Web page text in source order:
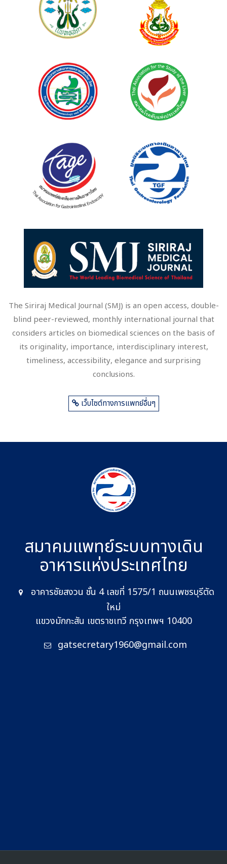
The Siriraj Medical Journal (SMJ) is an open access, double-
blind peer-reviewed, monthly international journal that
considers articles on biomedical sciences on the basis of
its originality, importance, interdisciplinary interest,
timeliness, accessibility, elegance and surprising
conclusions.
เว็บไซต์ทางการแพทย์อื่นๆ
สมาคมแพทย์ระบบทางเดิน
อาหารแห่งประเทศไทย
อาคารชัยสงวน ชั้น 4 เลขที่ 1575/1 ถนนเพชรบุรีตัด
ใหม่
แขวงมักกะสัน เขตราชเทวี กรุงเทพฯ 10400
gatsecretary1960@gmail.com